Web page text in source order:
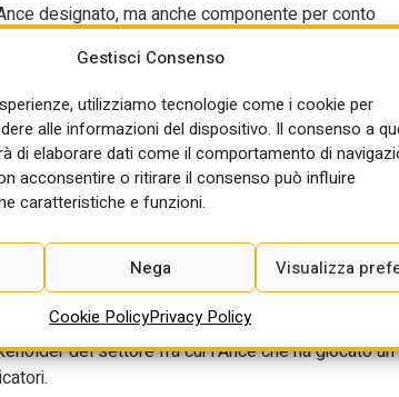
Gestisci Consenso
utilizziamo tecnologie come i cookie per
alle informazioni del dispositivo. Il consenso a
di elaborare dati come il comportamento di
acconsentire o ritirare il consenso può influire
caratteristiche e funzioni.
Nega Visualizza
Cookie PolicyPrivacy Policy
designato, ma anche componente per conto
2025 i nuovi indicatori, ha voluto ricordare la
1992, l’anno in cui la revisione prezzi “fu
– “il sistema previsto prima dalla legge Merloni e
la possibilità di rivedere i prezzi solo in
si manifestavano, interveniva il
ministeriali per essere attivato o addirittura di
dell’acciaio del 2008”. Fortunatamente, “non
nel 2023 dal nuovo codice appalti e poi
ci sono poi voluti nove mesi per partorire i
superiore dei lavori pubblici presieduto da
del settore fra cui l’Ance che ha giocato un